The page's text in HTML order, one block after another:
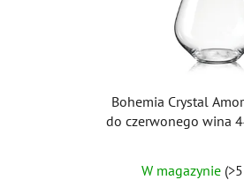
Bohemia Crystal
do czerwonego wina
W magazynie